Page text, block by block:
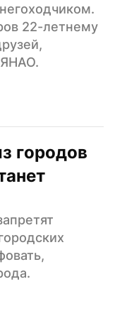
22-летнему
ЯНАО.
городов